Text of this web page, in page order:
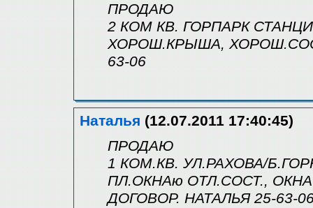
ПРОДАЮ
2 КОМ КВ. ГОРПАРК
ХОРОШ.КРЫША,
63-06
Наталья (12.07.2011 17:40:45)
ПРОДАЮ
1 КОМ.КВ. УЛ.РАХОВА/
ПЛ.ОКНАю ОТЛ.СОСТ.,
ДОГОВОР. НАТАЛЬЯ 25-63-